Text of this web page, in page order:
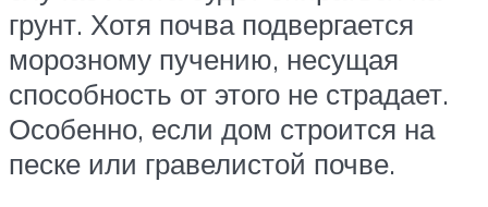
грунт. Хотя почва подвергается
морозному пучению, несущая
способность от этого не страдает.
Особенно, если дом строится на
песке или гравелистой почве.